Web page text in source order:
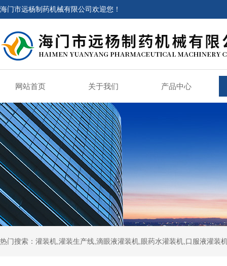
海门市远杨制药机械有限公司欢迎您！
网站首页 关于我们 产品中心
热门搜索：灌装机,灌装生产线,滴眼液灌装机,眼药水灌装机,口服液灌装